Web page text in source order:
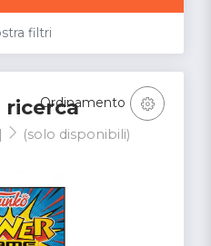
filtri
ricerca
(solo disponibili)
Ordinamento